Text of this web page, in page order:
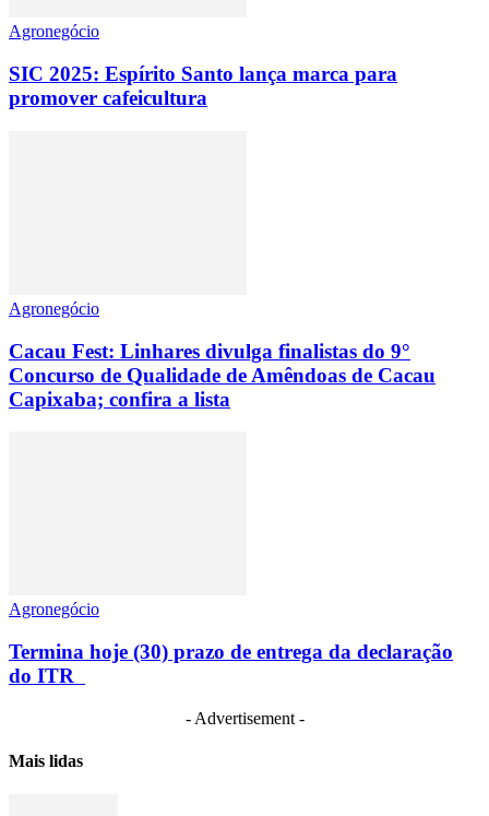
Agronegócio
SIC 2025: Espírito Santo lança marca para
promover cafeicultura
Agronegócio
Cacau Fest: Linhares divulga finalistas do 9°
Concurso de Qualidade de Amêndoas de Cacau
Capixaba; confira a lista
Agronegócio
Termina hoje (30) prazo de entrega da declaração
do ITR
- Advertisement -
Mais lidas